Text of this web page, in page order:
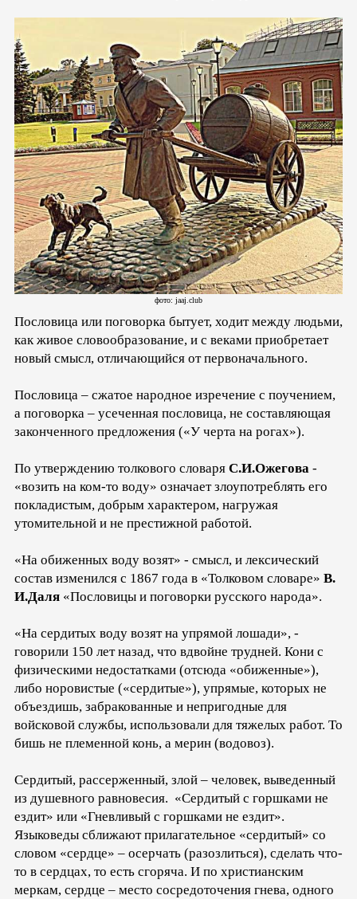
фото: jaaj.club
Пословица или поговорка бытует, ходит между людьми,
как живое словообразование, и с веками приобретает
новый смысл, отличающийся от первоначального.
Пословица – сжатое народное изречение с поучением,
а поговорка – усеченная пословица, не составляющая
законченного предложения («У черта на рогах»).
По утверждению толкового словаря С.И.Ожегова -
«возить на ком-то воду» означает злоупотреблять его
покладистым, добрым характером, нагружая
утомительной и не престижной работой.
«На обиженных воду возят» - смысл, и лексический
состав изменился с 1867 года в «Толковом словаре» В.
И.Даля «Пословицы и поговорки русского народа».
«На сердитых воду возят на упрямой лошади», -
говорили 150 лет назад, что вдвойне трудней. Кони с
физическими недостатками (отсюда «обиженные»),
либо норовистые («сердитые»), упрямые, которых не
объездишь, забракованные и непригодные для
войсковой службы, использовали для тяжелых работ. То
бишь не племенной конь, а мерин (водовоз).
Сердитый, рассерженный, злой – человек, выведенный
из душевного равновесия. «Сердитый с горшками не
ездит» или «Гневливый с горшками не ездит».
Языковеды сближают прилагательное «сердитый» со
словом «сердце» – осерчать (разозлиться), сделать что-
то в сердцах, то есть сгоряча. И по христианским
меркам, сердце – место сосредоточения гнева, одного